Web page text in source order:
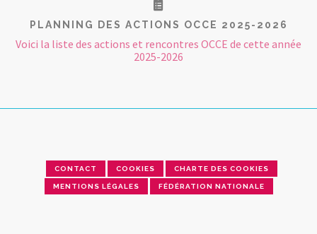
PLANNING DES ACTIONS OCCE 2025-2026
Voici la liste des actions et rencontres OCCE de cette année
2025-2026
CONTACT COOKIES CHARTE DES COOKIES
MENTIONS LÉGALES FÉDÉRATION NATIONALE